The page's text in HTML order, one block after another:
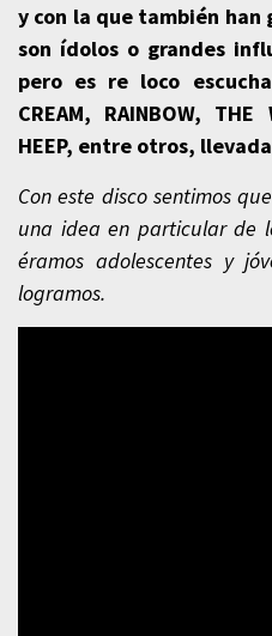
y con la que también han
son ídolos o grandes
pero es re loco
CREAM, RAINBOW, THE
HEEP, entre otros,
Con este disco sentimos
una idea en particular de
éramos adolescentes y
logramos.